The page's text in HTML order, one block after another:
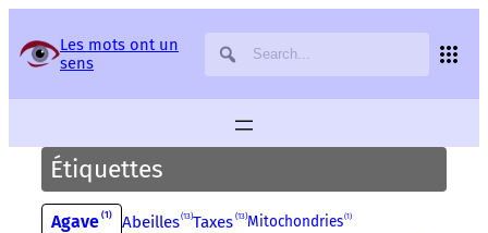
Les mots ont un
sens
Étiquettes
Agave 1 Abeilles 13 Taxes 13 Mitochondries 1
Panneau de gestion des services